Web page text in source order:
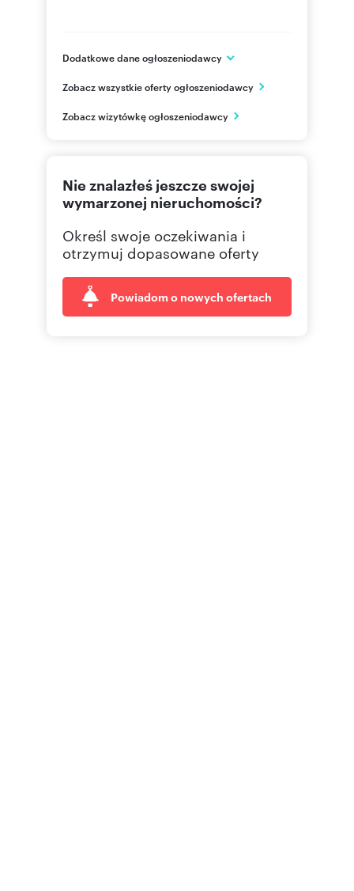
Dodatkowe dane ogłoszeniodawcy
Kielce
PL
Zobacz wszystkie oferty ogłoszeniodawcy
Zobacz wizytówkę ogłoszeniodawcy
Nie znalazłeś jeszcze swojej
wymarzonej nieruchomości?
Określ swoje oczekiwania i
otrzymuj dopasowane oferty
Powiadom o nowych ofertach